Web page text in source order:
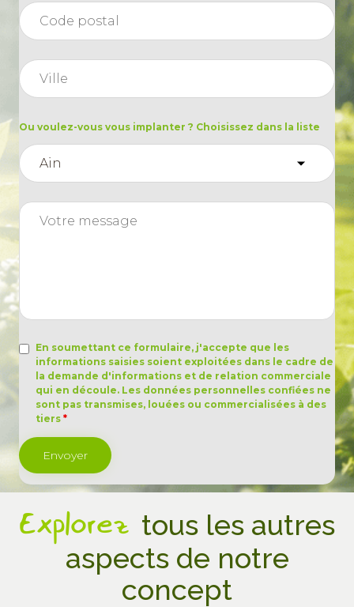
Ou voulez-vous vous implanter ? Choisissez dans la liste
En soumettant ce formulaire, j'accepte que les
informations saisies soient exploitées dans le cadre de
la demande d'informations et de relation commerciale
qui en découle. Les données personnelles confiées ne
sont pas transmises, louées ou commercialisées à des
tiers *
Explorez tous les autres
aspects de notre
concept